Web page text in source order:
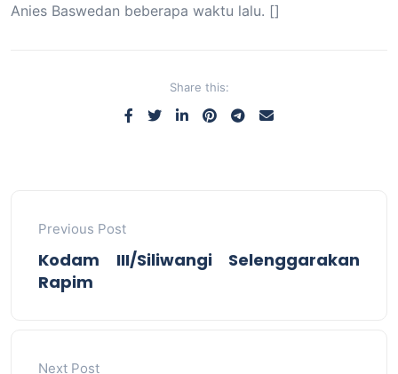
Anies Baswedan beberapa waktu lalu. []
Share this:
Previous Post
Kodam III/Siliwangi Selenggarakan
Rapim
Next Post